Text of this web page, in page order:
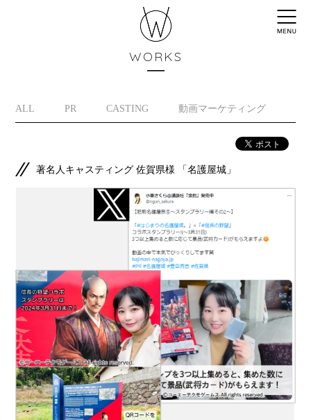
WORKS
ALL PR CASTING 動画マーケティング
著名人キャスティング 佐賀県様 「名護屋城」